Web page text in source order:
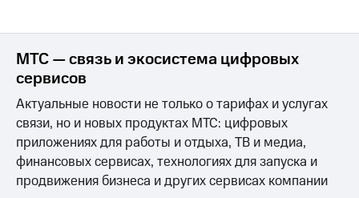
Информация
Документы
ПАО
"МТС"
Собрания
акционеров
Личный
кабинет
акционера
Акционерный
МТС — связь и экосистема цифровых
сервисов
Актуальные новости не только о тарифах и услугах
связи, но и новых продуктах МТС: цифровых
приложениях для работы и отдыха, ТВ и медиа,
финансовых сервисах, технологиях для запуска и
продвижения бизнеса и других сервисах компании